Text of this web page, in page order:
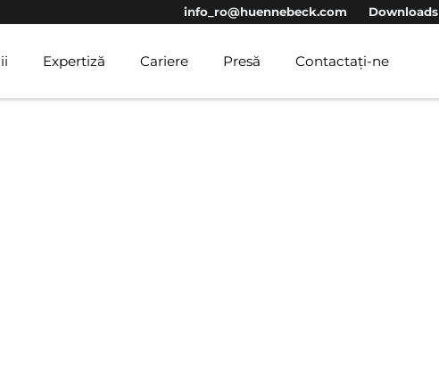
info_ro@huennebeck.com Downloads
Expertiză Cariere Presă Contactați-ne